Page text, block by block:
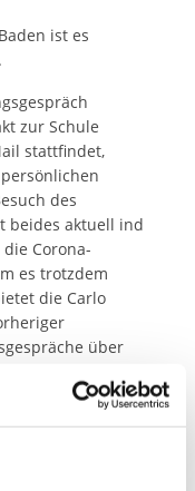
ist es
zur Schule
stattfindet,
des
beides aktuell ind
Corona-
es trotzdem
die Carlo
über
der